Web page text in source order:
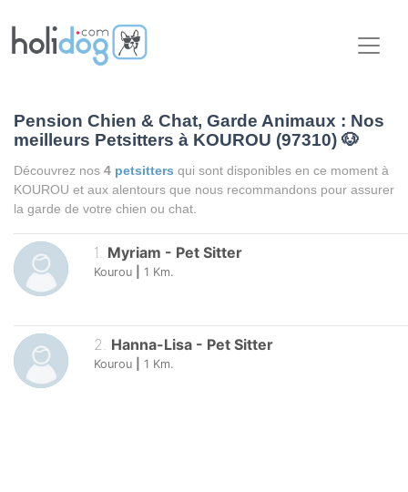
Pension Chien & Chat, Garde Animaux : Nos
meilleurs Petsitters à KOUROU (97310) 🐶
Découvrez nos 4 petsitters qui sont disponibles en ce moment à
KOUROU et aux alentours que nous recommandons pour assurer
la garde de votre chien ou chat.
1. Myriam - Pet Sitter
Kourou 1 Km.
2. Hanna-Lisa - Pet Sitter
Kourou 1 Km.